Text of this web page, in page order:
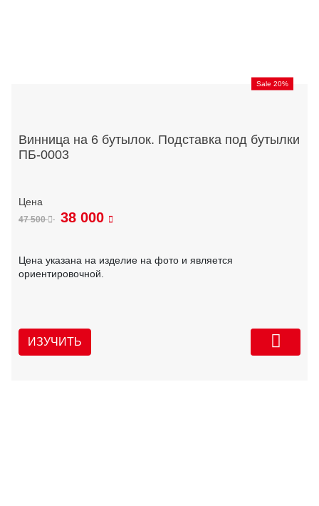
Sale 20%
Винница на 6 бутылок. Подставка под бутылки
ПБ-0003
47 500 38 000
Цена указана на изделие на фото и является
ориентировочной.
ИЗУЧИТЬ